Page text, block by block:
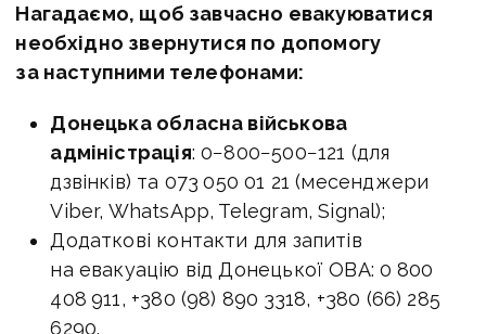
Нагадаємо, щоб завчасно евакуюватися
необхідно звернутися по допомогу
за наступними телефонами:
Донецька обласна військова
адміністрація: 0−800−500−121 (для
дзвінків) та 073 050 01 21 (месенджери
Viber, WhatsApp, Telegram, Signal);
Додаткові контакти для запитів
на евакуацію від Донецької ОВА: 0 800
408 911, +380 (98) 890 3318, +380 (66) 285
6290.